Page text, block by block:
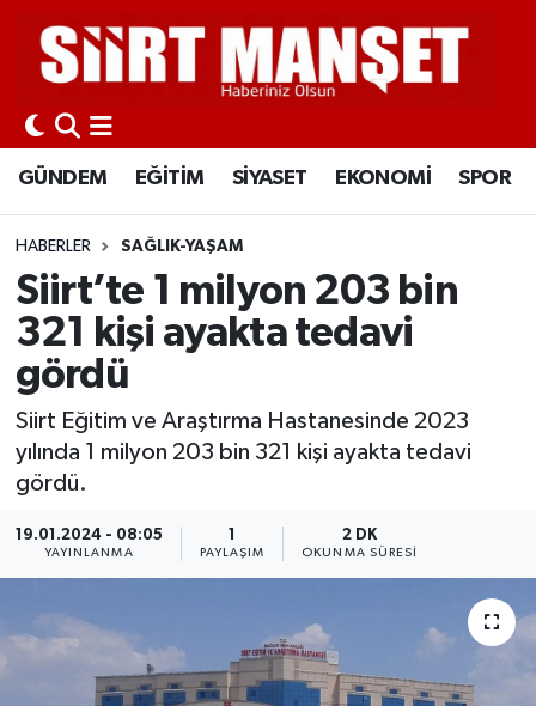
GÜNDEM EĞİTİM SİYASET EKONOMİ SPOR
HABERLER SAĞLIK-YAŞAM
Siirt’te 1 milyon 203 bin
321 kişi ayakta tedavi
gördü
Siirt Eğitim ve Araştırma Hastanesinde 2023
yılında 1 milyon 203 bin 321 kişi ayakta tedavi
gördü.
19.01.2024 - 08:05
YAYINLANMA
1
PAYLAŞIM
2 DK
OKUNMA SÜRESI
GÜNDEM
EĞİTİM
SİYASET
EKONOMİ
SPOR
KÜLTÜR-SANAT
Siirt Nöbetçi Eczaneler
Siirt Hava Durumu
Siirt Namaz Vakitleri
Siirt Trafik Yoğunluk Haritası
Süper Lig Puan Durumu ve Fikstür
Son Dakika Haberleri